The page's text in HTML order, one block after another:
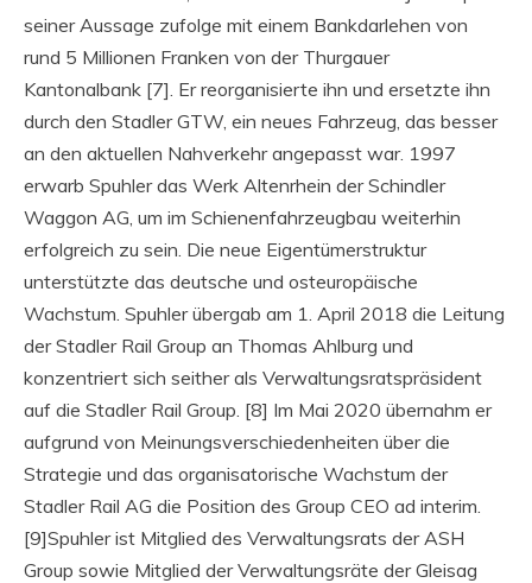
seiner Aussage zufolge mit einem Bankdarlehen von
rund 5 Millionen Franken von der Thurgauer
Kantonalbank [7]. Er reorganisierte ihn und ersetzte ihn
durch den Stadler GTW, ein neues Fahrzeug, das besser
an den aktuellen Nahverkehr angepasst war. 1997
erwarb Spuhler das Werk Altenrhein der Schindler
Waggon AG, um im Schienenfahrzeugbau weiterhin
erfolgreich zu sein. Die neue Eigentümerstruktur
unterstützte das deutsche und osteuropäische
Wachstum. Spuhler übergab am 1. April 2018 die Leitung
der Stadler Rail Group an Thomas Ahlburg und
konzentriert sich seither als Verwaltungsratspräsident
auf die Stadler Rail Group. [8] Im Mai 2020 übernahm er
aufgrund von Meinungsverschiedenheiten über die
Strategie und das organisatorische Wachstum der
Stadler Rail AG die Position des Group CEO ad interim.
[9]Spuhler ist Mitglied des Verwaltungsrats der ASH
Group sowie Mitglied der Verwaltungsräte der Gleisag